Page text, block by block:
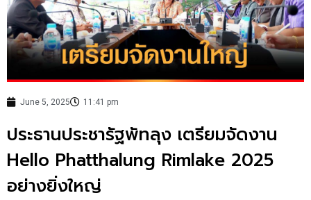
June 5, 2025 11:41 pm
ประธานประชารัฐพัทลุง เตรียมจัดงาน
Hello Phatthalung Rimlake 2025
อย่างยิ่งใหญ่